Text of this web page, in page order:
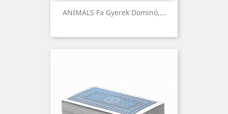
ANIMALS Fa Gyerek Dominó,...